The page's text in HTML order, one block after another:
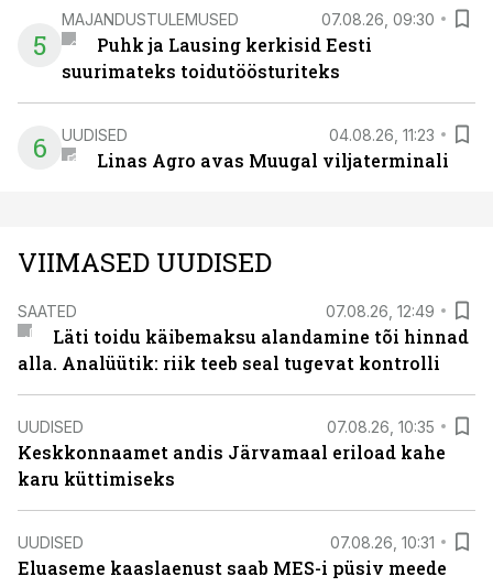
5
MAJANDUSTULEMUSED 07.08.26, 09:30
Puhk ja Lausing kerkisid Eesti
suurimateks toidutöösturiteks
6 UUDISED 04.08.26, 11:23
Linas Agro avas Muugal viljaterminali
VIIMASED UUDISED
SAATED 07.08.26, 12:49
Läti toidu käibemaksu alandamine tõi hinnad
alla. Analüütik: riik teeb seal tugevat kontrolli
UUDISED 07.08.26, 10:35
Keskkonnaamet andis Järvamaal eriload kahe
karu küttimiseks
UUDISED 07.08.26, 10:31
Eluaseme kaaslaenust saab MES-i püsiv meede